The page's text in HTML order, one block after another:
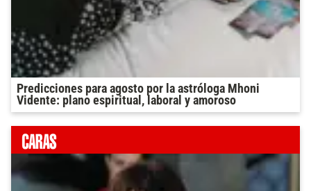
Predicciones para agosto por la astróloga Mhoni
Vidente: plano espiritual, laboral y amoroso